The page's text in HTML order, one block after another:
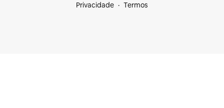
Privacidade
Termos